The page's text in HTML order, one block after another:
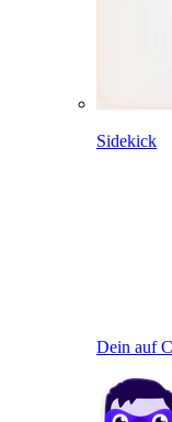
Sidekick
Dein auf